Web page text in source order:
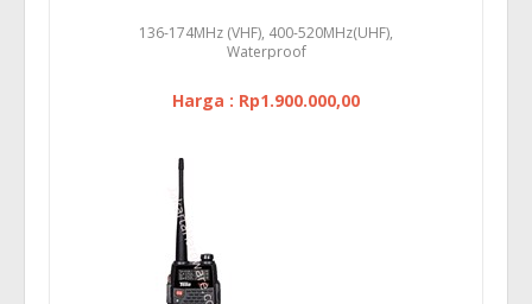
136-174MHz (VHF), 400-520MHz(UHF),
Waterproof
Harga : Rp1.900.000,00